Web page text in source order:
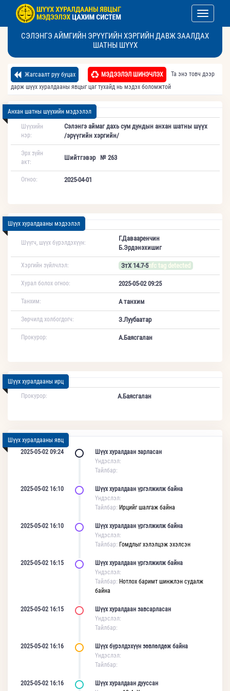
Toggle
СЭЛЭНГЭ АЙМГИЙН ЭРҮҮГИЙН ХЭРГИЙН ДАВЖ ЗААЛДАХ
ШАТНЫ ШҮҮХ
Жагсаалт руу буцах МЭДЭЭЛЭЛ ШИНЭЧЛЭХ
Та энэ товч дээр
дарж шүүх хуралдааны явцыг цаг тухайд нь мэдэх боломжтой
Анхан шатны шүүхийн мэдээлэл
Шүүхийн
нэр:
Сэлэнгэ аймаг дахь сум дундын анхан шатны шүүх
/эрүүгийн хэргийн/
Эрх зүйн
акт:
Шийтгэвэр № 263
Огноо: 2025-04-01
Шүүх хуралдааны мэдээлэл
Шүүгч, шүүх бүрэлдэхүүн:
Г.Давааренчин
Б.Эрдэнэхишиг
Хэргийн зүйлчлэл: ЗтХ 14.7-5nfc tag detected
Хурал болох огноо: 2025-05-02 09:25
Танхим: А танхим
Зөрчилд холбогдогч: З.Луубаатар
Прокурор: А.Баясгалан
Шүүх хуралдааны ирц
Прокурор:
А.Баясгалан
Шүүх хуралдааны явц
2025-05-02 09:24
Шүүх хуралдаан зарласан
Үндэслэл:
Тайлбар:
2025-05-02 16:10
Шүүх хуралдаан үргэлжилж байна
Үндэслэл:
Тайлбар: Ирцийг шалгаж байна
2025-05-02 16:10
Шүүх хуралдаан үргэлжилж байна
Үндэслэл:
Тайлбар: Гомдлыг хэлэлцэж эхэлсэн
2025-05-02 16:15
Шүүх хуралдаан үргэлжилж байна
Үндэслэл:
Тайлбар: Нотлох баримт шинжлэн судалж
байна
2025-05-02 16:15
Шүүх хуралдаан завсарласан
Үндэслэл:
Тайлбар:
2025-05-02 16:16
Шүүх бүрэлдэхүүн зөвлөлдөж байна
Үндэслэл:
Тайлбар:
2025-05-02 16:16
Шүүх хуралдаан дууссан